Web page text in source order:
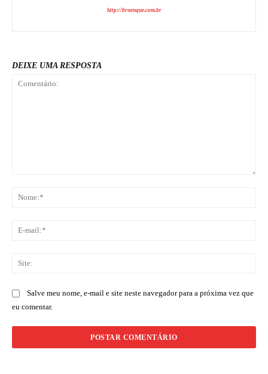
http://bruenque.com.br
DEIXE UMA RESPOSTA
Salve meu nome, e-mail e site neste navegador para a próxima vez que
eu comentar.